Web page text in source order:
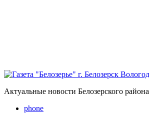
Актуальные новости Белозерского района
phone